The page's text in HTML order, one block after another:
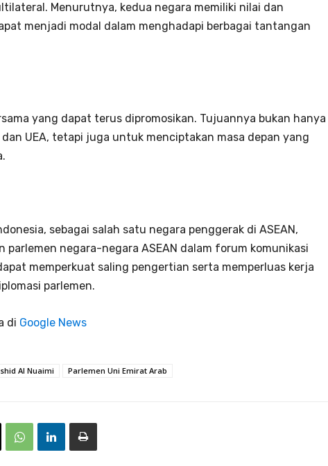
Menurutnya, kedua negara memiliki nilai dan
menjadi modal dalam menghadapi berbagai tantangan
yang dapat terus dipromosikan. Tujuannya bukan hanya
UEA, tetapi juga untuk menciptakan masa depan yang
sebagai salah satu negara penggerak di ASEAN,
negara-negara ASEAN dalam forum komunikasi
memperkuat saling pengertian serta memperluas kerja
parlemen.
di Google News
Al Nuaimi Parlemen Uni Emirat Arab